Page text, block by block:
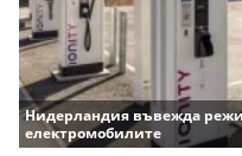
Нидерландия въвежда
електромобилите